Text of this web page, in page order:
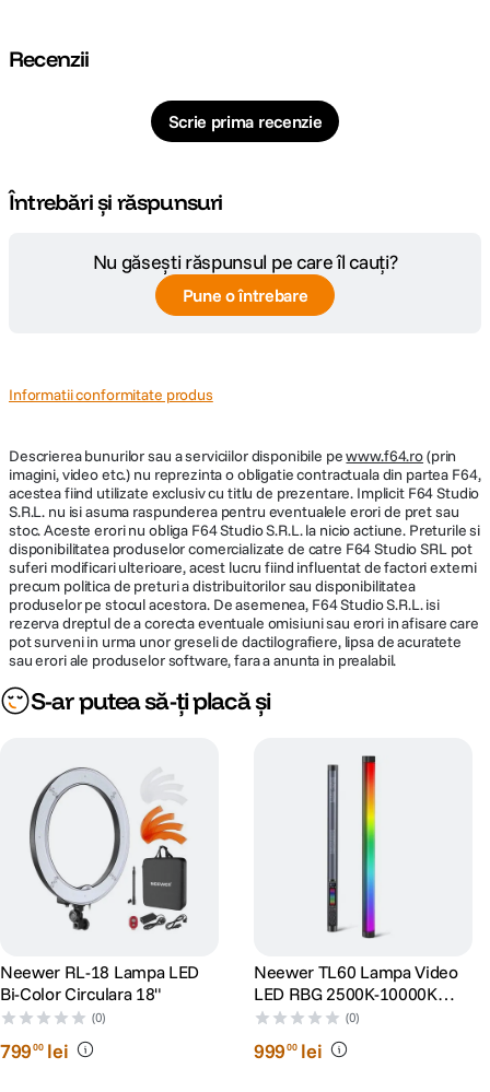
Recenzii
Scrie prima recenzie
Întrebări și răspunsuri
Nu găsești răspunsul pe care îl cauți?
Pune o întrebare
Informatii conformitate produs
Descrierea bunurilor sau a serviciilor disponibile pewww.f64.ro(prin
imagini, video etc.) nu reprezinta o obligatie contractuala din partea F64,
acestea fiind utilizate exclusiv cu titlu de prezentare. Implicit F64 Studio
S.R.L. nu isi asuma raspunderea pentru eventualele erori de pret sau
stoc. Aceste erori nu obliga F64 Studio S.R.L. la nicio actiune. Preturile si
disponibilitatea produselor comercializate de catre F64 Studio SRL pot
suferi modificari ulterioare, acest lucru fiind influentat de factori externi
precum politica de preturi a distribuitorilor sau disponibilitatea
produselor pe stocul acestora. De asemenea, F64 Studio S.R.L. isi
rezerva dreptul de a corecta eventuale omisiuni sau erori in afisare care
pot surveni in urma unor greseli de dactilografiere, lipsa de acuratete
sau erori ale produselor software, fara a anunta in prealabil.
S-ar putea să-ți placă și
Neewer RL-18 Lampa LED
Bi-Color Circulara 18"
(0)
79900 lei
Neewer TL60 Lampa Video
LED RBG 2500K-10000K
Acumulator 3000mAh
Integrat
(0)
99900 lei